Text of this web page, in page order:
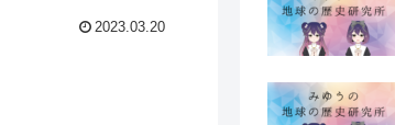
2023.03.20